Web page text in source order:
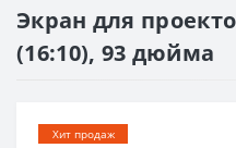
Экран для
(16:10), 93 дюйма
Хит продаж